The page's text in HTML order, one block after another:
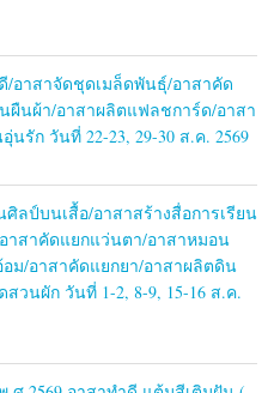
/อาสาจัดชุดเมล็ดพันธุ์/อาสาคัด
ผืนผ้า/อาสาผลิตแฟลชการ์ด/อาสา
รัก วันที่ 22-23, 29-30 ส.ค. 2569
ศิลป์บนเสื้อ/อาสาสร้างสื่อการเรียน
สาคัดแยกแว่นตา/อาสาหมอน
ม/อาสาคัดแยกยา/อาสาผลิตดิน
วนผัก วันที่ 1-2, 8-9, 15-16 ส.ค.